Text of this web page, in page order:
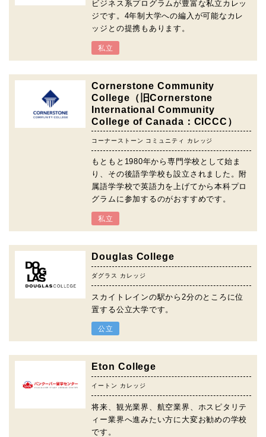
ビジネス系プログラムが豊富な私立カレッ
ジです。4年制大学への編入が可能なカレ
ッジとの提携もあります。
私立
Cornerstone Community
College（旧Cornerstone
International Community
College of Canada：CICCC）
コーナーストーン コミュニティ カレッジ
もともと1980年から専門学校として始ま
り、その後語学学校も設立されました。附
属語学学校で英語力を上げてから本科プロ
グラムに参加するのがおすすめです。
私立
Douglas College
ダグラス カレッジ
スカイトレインの駅から2分のところに位
置する公立大学です。
公立
Eton College
イートン カレッジ
将来、観光業界、航空業界、ホスピタリテ
ィー業界へ進みたい方に大変お勧めの学校
です。